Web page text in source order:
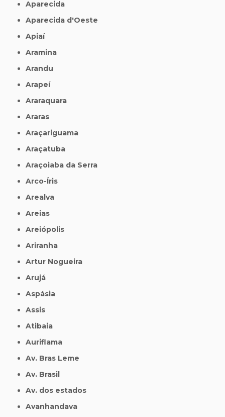
Aparecida
Aparecida d'Oeste
Apiaí
Aramina
Arandu
Arapeí
Araraquara
Araras
Araçariguama
Araçatuba
Araçoiaba da Serra
Arco-Íris
Arealva
Areias
Areiópolis
Ariranha
Artur Nogueira
Arujá
Aspásia
Assis
Atibaia
Auriflama
Av. Bras Leme
Av. Brasil
Av. dos estados
Avanhandava